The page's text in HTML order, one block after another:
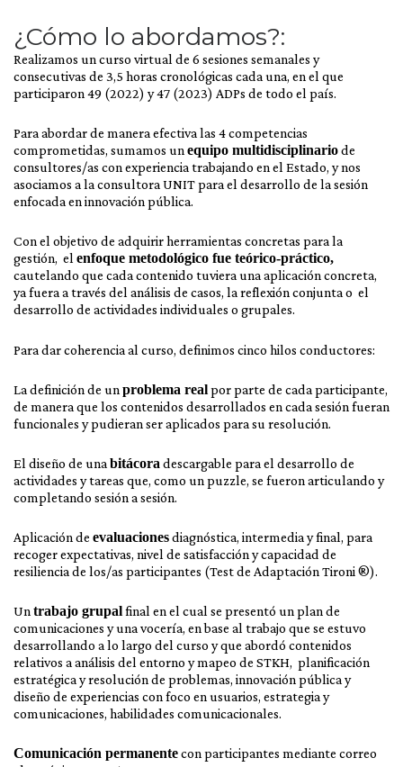
¿Cómo lo abordamos?:
Realizamos un curso virtual de 6 sesiones semanales y
consecutivas de 3,5 horas cronológicas cada una, en el que
participaron 49 (2022) y 47 (2023) ADPs de todo el país.
Para abordar de manera efectiva las 4 competencias
comprometidas, sumamos unequipo multidisciplinariode
consultores/as con experiencia trabajando en el Estado, y nos
asociamos a la consultora UNIT para el desarrollo de la sesión
enfocada en innovación pública.
Con el objetivo de adquirir herramientas concretas para la
gestión, el enfoque metodológico fue teórico-práctico,
cautelando que cada contenido tuviera una aplicación concreta,
ya fuera a través del análisis de casos, la reflexión conjunta o el
desarrollo de actividades individuales o grupales.
Para dar coherencia al curso, definimos cinco hilos conductores:
La definición de unproblema realpor parte de cada participante,
de manera que los contenidos desarrollados en cada sesión fueran
funcionales y pudieran ser aplicados para su resolución.
El diseño de unabitácora descargable para el desarrollo de
actividades y tareas que, como un puzzle, se fueron articulando y
completando sesión a sesión.
Aplicación de evaluacionesdiagnóstica, intermedia y final, para
recoger expectativas, nivel de satisfacción y capacidad de
resiliencia de los/as participantes (Test de Adaptación Tironi ®).
Untrabajo grupalfinal en el cual se presentó un plan de
comunicaciones y una vocería, en base al trabajo que se estuvo
desarrollando a lo largo del curso y que abordó contenidos
relativos a análisis del entorno y mapeo de STKH, planificación
estratégica y resolución de problemas, innovación pública y
diseño de experiencias con foco en usuarios, estrategia y
comunicaciones, habilidades comunicacionales.
Comunicación permanentecon participantes mediante correo